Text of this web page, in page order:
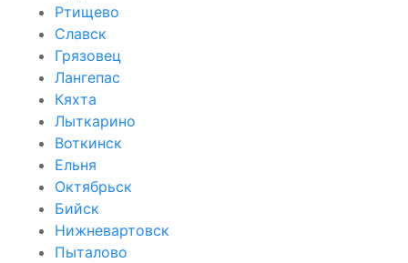
Ртищево
Славск
Грязовец
Лангепас
Кяхта
Лыткарино
Воткинск
Ельня
Октябрьск
Бийск
Нижневартовск
Пыталово